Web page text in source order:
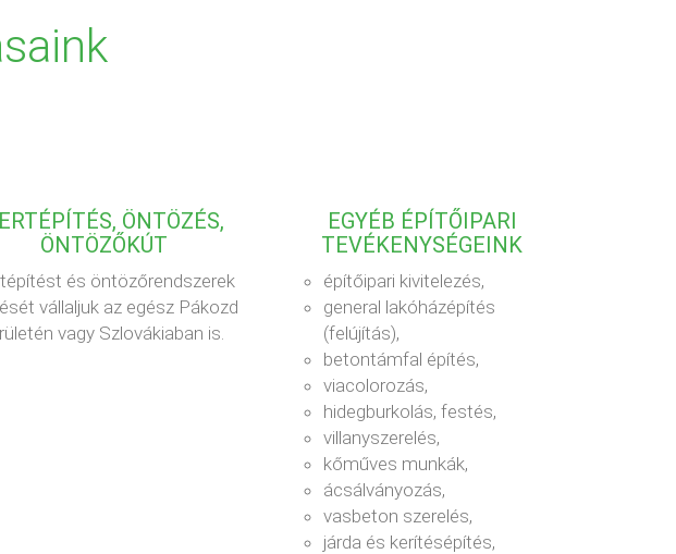
ÖNTÖZÉS,
ÖNTÖZŐKÚT
és öntözőrendszerek
vállaljuk az egész Pákozd
vagy Szlovákiaban is.
EGYÉB ÉPÍTŐIPARI
TEVÉKENYSÉGEINK
építőipari kivitelezés,
general lakóházépítés
(felújítás),
betontámfal építés,
viacolorozás,
hidegburkolás, festés,
villanyszerelés,
kőműves munkák,
ácsálványozás,
vasbeton szerelés,
járda és kerítésépítés,